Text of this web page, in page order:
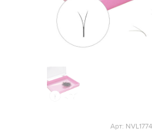
Арт: NVL1774